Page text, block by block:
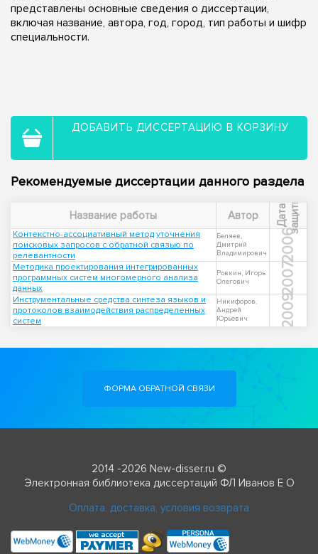
представлены основные сведения о диссертации,
включая название, автора, год, город, тип работы и шифр
специальности.
ДОБАВИТЬ ДИССЕРТАЦИЮ В КОРЗИНУ
Рекомендуемые диссертации данного раздела
Название работы Автор Д
а
т
а
з
а
щ
и
т ы
Контекстно-ассоциативный метод уточнения
поисковых запросов с обратной связью по
релевантности
Беляев,
Дмитрий
Владимирович
2006
Методика проектирования интегрированных
программных систем многомерного анализа
данных
Ровкин, Игорь
Олегович
2007
Инструментальные средства синтеза языков и
протоколов взаимодействия распределенных
систем
Никифоров,
Андрей
Юрьевич
2009
ФОРМА ОБРАТНОЙ СВЯЗИ
2014 -2026 New-disser.ru ©
Электронная библиотека диссертаций ФЛ Иванов Е О
Оплата, доставка, условия возврата